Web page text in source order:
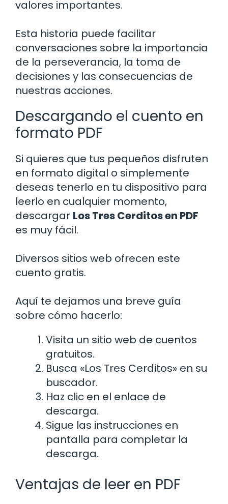
valores importantes.
Esta historia puede facilitar
conversaciones sobre la importancia
de la perseverancia, la toma de
decisiones y las consecuencias de
nuestras acciones.
Descargando el cuento en
formato PDF
Si quieres que tus pequeños disfruten
en formato digital o simplemente
deseas tenerlo en tu dispositivo para
leerlo en cualquier momento,
descargar Los Tres Cerditos en PDF
es muy fácil.
Diversos sitios web ofrecen este
cuento gratis.
Aquí te dejamos una breve guía
sobre cómo hacerlo:
Visita un sitio web de cuentos
gratuitos.
Busca «Los Tres Cerditos» en su
buscador.
Haz clic en el enlace de
descarga.
Sigue las instrucciones en
pantalla para completar la
descarga.
Ventajas de leer en PDF